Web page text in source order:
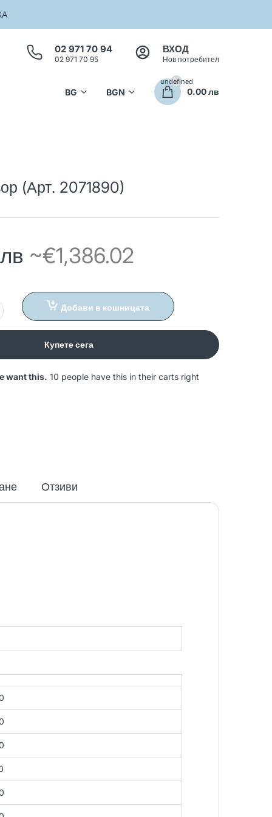
02 971 70 94
02 971 70 95
ВХОД
Нов потребител
undefined
0.00 лв
(Арт. 2071890)
~€1,386.02
Добави в кошницата
Купете сега
want this. 10 people have this in their carts right
Отзиви